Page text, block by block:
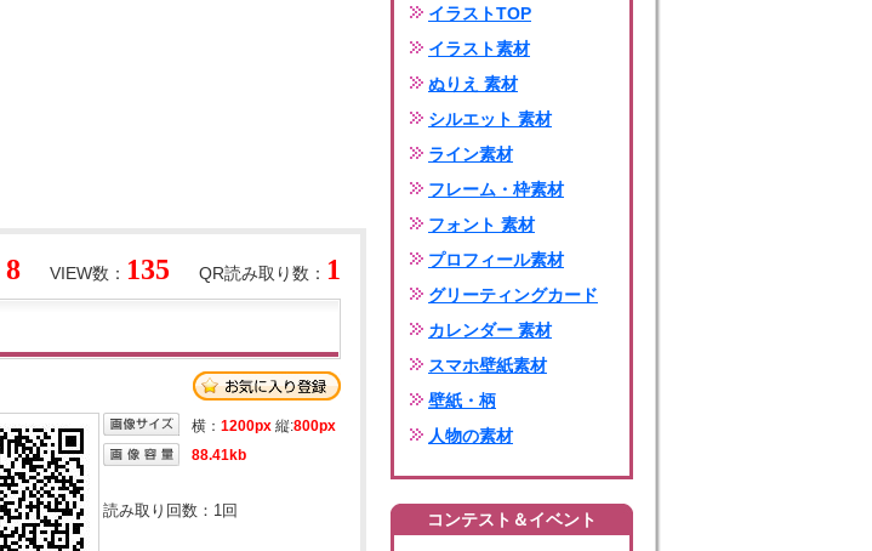
QR読み取り数： 1
VIEW数： 135
8
横： 1200px 縦:800px
88.41kb
読み取り回数： 1回
イラストTOP
イラスト素材
ぬりえ 素材
シルエット 素材
ライン素材
フレーム・枠素材
フォント 素材
プロフィール素材
グリーティングカード
カレンダー 素材
スマホ壁紙素材
壁紙・柄
人物の素材
コンテスト＆イベント